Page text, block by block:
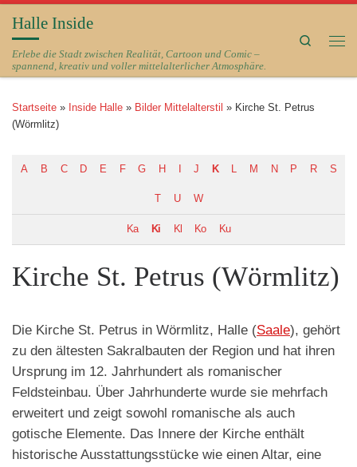
Zum Inhalt springen
Halle Inside
Erlebe die Stadt zwischen Realität, Cartoon und Comic –
spannend, kreativ und voller mittelalterlicher Atmosphäre.
Search
Startseite » Inside Halle » Bilder Mittelalterstil » Kirche St. Petrus
(Wörmlitz)
A B C D E F G H J K L M N P R S
U W
Ka Ki Kl Ko Ku
Kirche St. Petrus (Wörmlitz)
Die Kirche St. Petrus in Wörmlitz, Halle (Saale), gehört
zu den ältesten Sakralbauten der Region und hat ihren
Ursprung im 12. Jahrhundert als romanischer
Feldsteinbau. Über Jahrhunderte wurde sie mehrfach
erweitert und zeigt sowohl romanische als auch
gotische Elemente. Das Innere der Kirche enthält
historische Ausstattungsstücke wie einen Altar, eine